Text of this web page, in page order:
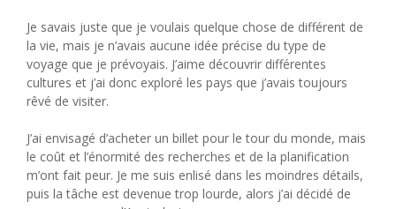
Je savais juste que je voulais quelque chose de différent de
la vie, mais je n’avais aucune idée précise du type de
voyage que je prévoyais. J’aime découvrir différentes
cultures et j’ai donc exploré les pays que j’avais toujours
rêvé de visiter.
J’ai envisagé d’acheter un billet pour le tour du monde, mais
le coût et l’énormité des recherches et de la planification
m’ont fait peur. Je me suis enlisé dans les moindres détails,
puis la tâche est devenue trop lourde, alors j’ai décidé de